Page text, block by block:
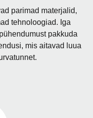
parimad materjalid,
tehnoloogiad. Iga
pakkuda
mis aitavad luua